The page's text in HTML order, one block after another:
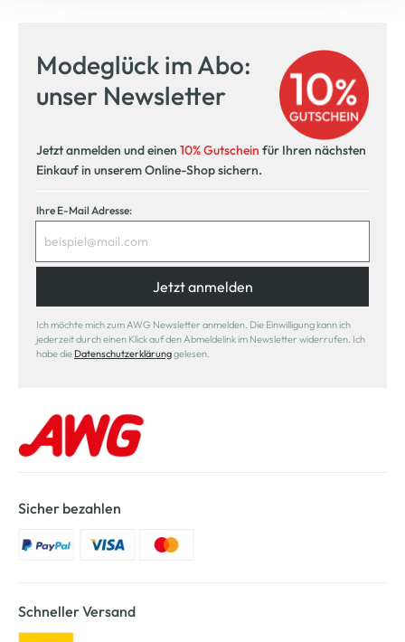
Modeglück im Abo:
unser Newsletter
Jetzt anmelden und einen 10% Gutschein für Ihren nächsten
Einkauf in unserem Online-Shop sichern.
Ihre E-Mail Adresse:
Jetzt anmelden
Ich möchte mich zum AWG Newsletter anmelden. Die Einwilligung kann ich
jederzeit durch einen Klick auf den Abmeldelink im Newsletter widerrufen. Ich
habe die Datenschutzerklärunggelesen.
Sicher bezahlen
Schneller Versand